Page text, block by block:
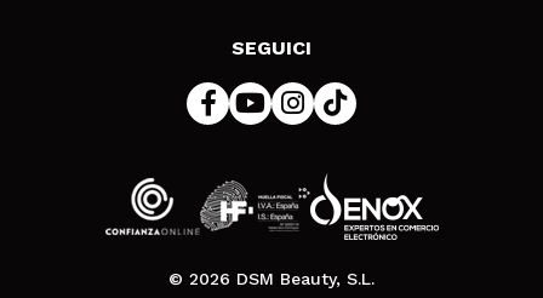
SEGUICI
© 2026 DSM Beauty, S.L.